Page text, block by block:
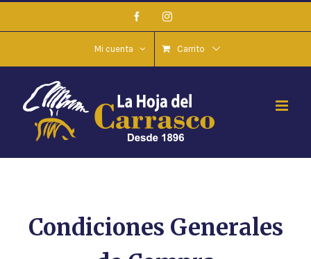
al
FacebookInstagram
Mi cuenta Carrito
Condiciones Generales